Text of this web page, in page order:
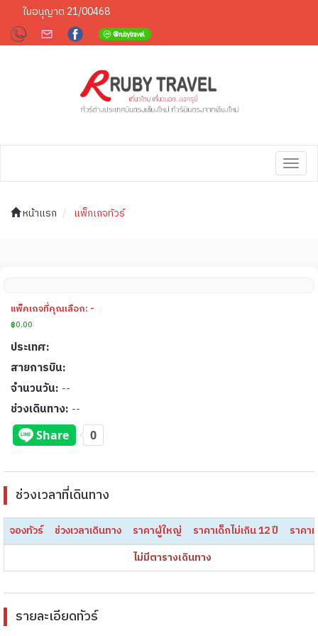
ใบอนุญาต 21/00468
หน้าแรก แพ็กเกจทัวร์
แพ็คเกจที่คุณเลือก: -
฿0.00
ประเทศ:
สายการบิน:
จำนวนวัน: --
ช่วงเดินทาง: --
ช่วงเวลาที่เดินทาง
จองทัวร์ ช่วงเวลาเดินทาง ราคาผู้ใหญ่ ราคาเด็กไม่เกิน 12 ปี
ราคา
ไม่มีตารางเดินทาง
รายละเอียดทัวร์